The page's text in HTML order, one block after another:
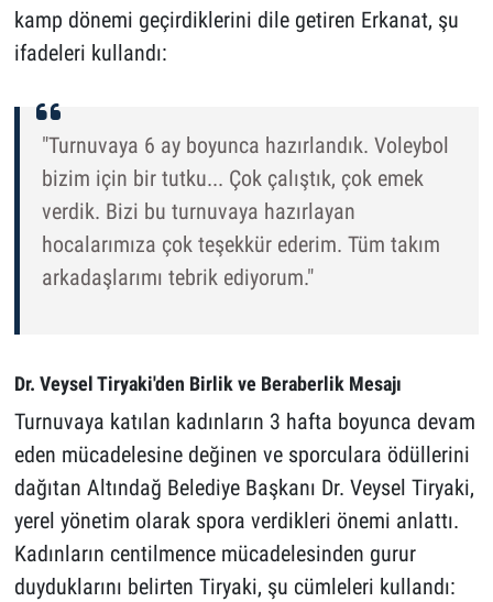
kamp dönemi geçirdiklerini dile getiren Erkanat, şu
ifadeleri kullandı:
"Turnuvaya 6 ay boyunca hazırlandık. Voleybol
bizim için bir tutku... Çok çalıştık, çok emek
verdik. Bizi bu turnuvaya hazırlayan
hocalarımıza çok teşekkür ederim. Tüm takım
arkadaşlarımı tebrik ediyorum."
Dr. Veysel Tiryaki'den Birlik ve Beraberlik Mesajı
Turnuvaya katılan kadınların 3 hafta boyunca devam
eden mücadelesine değinen ve sporculara ödüllerini
dağıtan Altındağ Belediye Başkanı Dr. Veysel Tiryaki,
yerel yönetim olarak spora verdikleri önemi anlattı.
Kadınların centilmence mücadelesinden gurur
duyduklarını belirten Tiryaki, şu cümleleri kullandı: